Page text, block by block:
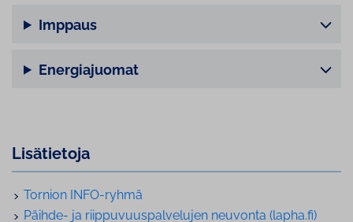
Imppaus
Energiajuomat
Lisätietoja
Tornion INFO-ryhmä
Päihde- ja riip­pu­vuus­pal­ve­lu­jen neuvonta (lapha.fi)